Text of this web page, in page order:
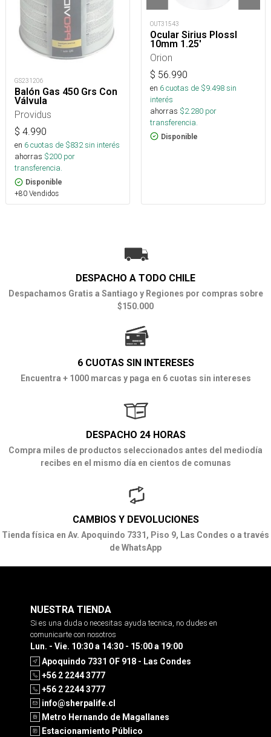
GS231206
Balón Gas 450 Grs Con
Válvula
Providus
$ 4.990
en 6cuotas de $832sin interés
ahorras $200 por
transferencia.
Disponible
+80 Vendidos
OUT31543
Ocular Sirius Plossl
10mm 1.25'
Orion
$ 56.990
en 6cuotas de $9.498sin
interés
ahorras $2.280 por
transferencia.
Disponible
DESPACHO A TODO CHILE
Despachamos Gratis a Santiago y Regiones por compras sobre
$150.000
6 CUOTAS SIN INTERESES
Encuentra + 1000 marcas y paga en 6 cuotas sin intereses
DESPACHO 24 HORAS
Compra miles de productos seleccionados antes del mediodía
recibes en el mismo día en cientos de comunas
CAMBIOS Y DEVOLUCIONES
Tienda física en Av. Apoquindo 7331, Piso 9, Las Condes o a través
de WhatsApp
NUESTRA TIENDA
Si es una duda o necesitas ayuda tecnica, no dudes en
comunicarte con nosotros
Lun. - Vie. 10:30 a 14:30 - 15:00 a 19:00
Apoquindo 7331 OF 918 - Las Condes
+56 2 2244 3777
+56 2 2244 3777
info@sherpalife.cl
Metro Hernando de Magallanes
Estacionamiento Público